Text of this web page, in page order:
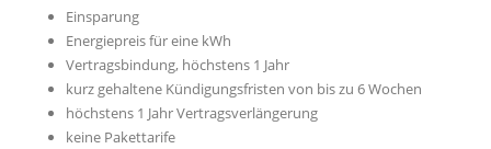
Einsparung
Energiepreis für eine kWh
Vertragsbindung, höchstens 1 Jahr
kurz gehaltene Kündigungsfristen von bis zu 6 Wochen
höchstens 1 Jahr Vertragsverlängerung
keine Pakettarife